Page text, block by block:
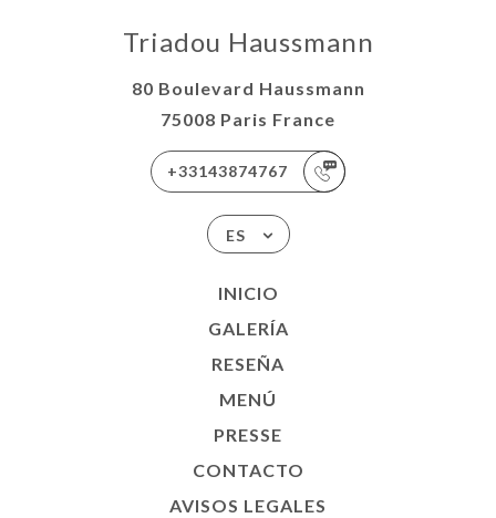
Triadou Haussmann
80 Boulevard Haussmann
75008 Paris France
+33143874767
ES
INICIO
GALERÍA
RESEÑA
MENÚ
PRESSE
CONTACTO
AVISOS LEGALES